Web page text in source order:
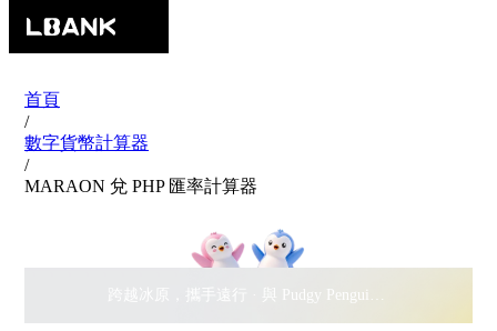
首頁
/
數字貨幣計算器
/
MARAON 兌 PHP 匯率計算器
跨越冰原，攜手遠行 · 與 Pudgy Penguins 搖擺瓜分